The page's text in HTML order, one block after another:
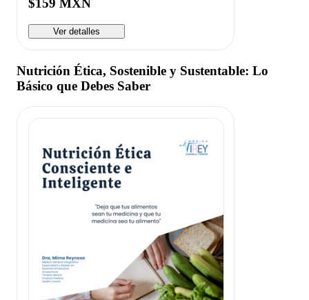
$159 MXN
Ver detalles
Nutrición Ética, Sostenible y Sustentable: Lo
Básico que Debes Saber